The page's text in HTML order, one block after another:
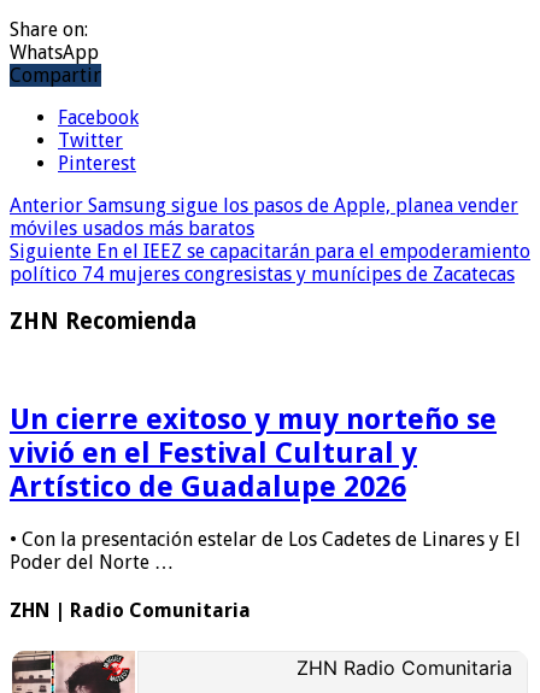
Share on:
WhatsApp
Compartir
Facebook
Twitter
Pinterest
Anterior Samsung sigue los pasos de Apple, planea vender
móviles usados más baratos
Siguiente En el IEEZ se capacitarán para el empoderamiento
político 74 mujeres congresistas y munícipes de Zacatecas
ZHN Recomienda
Un cierre exitoso y muy norteño se
vivió en el Festival Cultural y
Artístico de Guadalupe 2026
• Con la presentación estelar de Los Cadetes de Linares y El
Poder del Norte …
ZHN | Radio Comunitaria